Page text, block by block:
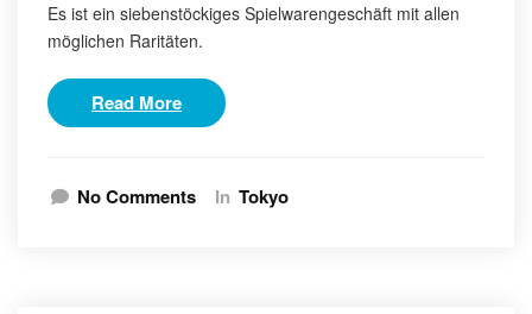
Es ist ein siebenstöckiges Spielwarengeschäft mit allen
möglichen Raritäten.
Read More
No Comments In Tokyo